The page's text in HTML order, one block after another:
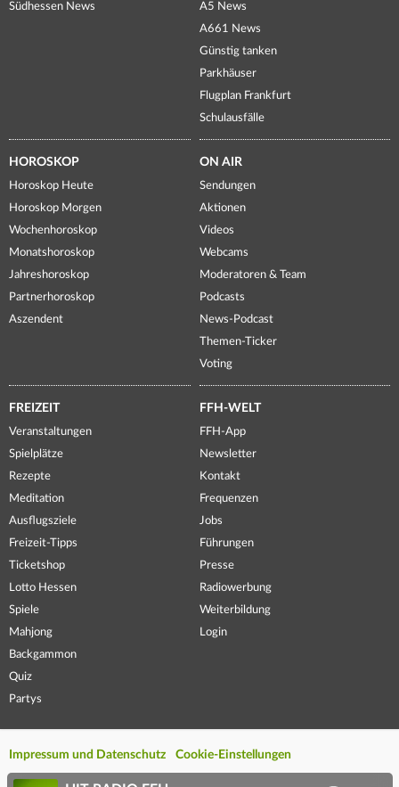
Südhessen News
A5 News
A661 News
Günstig tanken
Parkhäuser
Flugplan Frankfurt
Schulausfälle
HOROSKOP
Horoskop Heute
Horoskop Morgen
Wochenhoroskop
Monatshoroskop
Jahreshoroskop
Partnerhoroskop
Aszendent
ON AIR
Sendungen
Aktionen
Videos
Webcams
Moderatoren & Team
Podcasts
News-Podcast
Themen-Ticker
Voting
FREIZEIT
Veranstaltungen
Spielplätze
Rezepte
Meditation
Ausflugsziele
Freizeit-Tipps
Ticketshop
Lotto Hessen
Spiele
Mahjong
Backgammon
Quiz
Partys
FFH-WELT
FFH-App
Newsletter
Kontakt
Frequenzen
Jobs
Führungen
Presse
Radiowerbung
Weiterbildung
Login
Impressum und Datenschutz Cookie-Einstellungen